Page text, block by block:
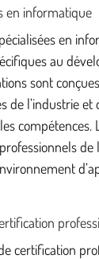
en informatique
en
au
sont
de l’industrie
compétences.
de
certification